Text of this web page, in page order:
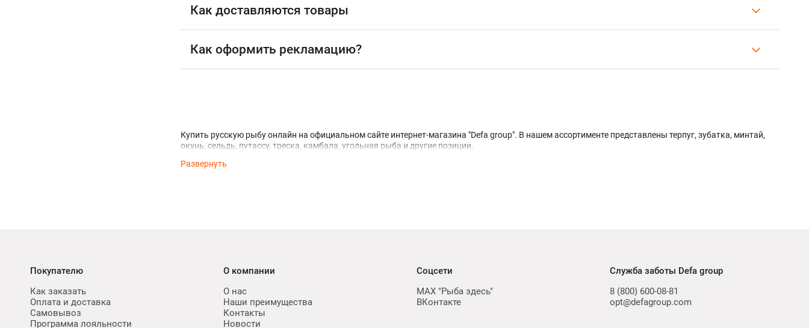
Как доставляются товары
Как оформить рекламацию?
Купить русскую рыбу онлайн на официальном сайте интернет-магазина "Defa group". В нашем ассортименте представлены терпуг, зубатка, минтай,
окунь, сельдь, путассу, треска, камбала, угольная рыба и другие позиции.
Покупателю
Как заказать
Оплата и доставка
Самовывоз
Программа лояльности
О компании
О нас
Наши преимущества
Контакты
Новости
Соцсети
MAX "Рыба здесь"
ВКонтакте
Служба заботы Defa group
8 (800) 600-08-81
opt@defagroup.com